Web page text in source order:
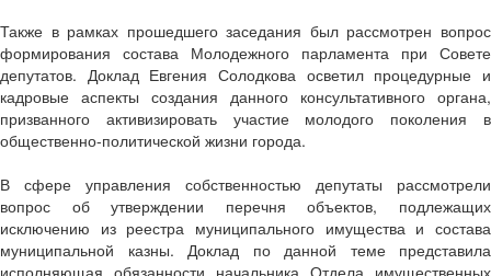
Также в рамках прошедшего заседания был рассмотрен вопрос
формирования состава Молодежного парламента при Совете
депутатов. Доклад Евгения Солодкова осветил процедурные и
кадровые аспекты создания данного консультативного органа,
призванного активизировать участие молодого поколения в
общественно-политической жизни города.
В сфере управления собственностью депутаты рассмотрели
вопрос об утверждении перечня объектов, подлежащих
исключению из реестра муниципального имущества и состава
муниципальной казны. Доклад по данной теме представила